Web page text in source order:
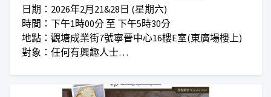
日期：2026年2月21&28日 (星期六)
時間：下午1時00分 至 下午5時30分
地點：觀塘成業街7號寧晉中心16樓E室(東廣場樓上)
對象：任何有興趣人士